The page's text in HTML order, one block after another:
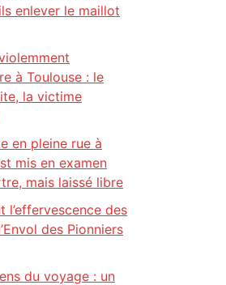
enlever le maillot
à Toulouse : le
la victime
en pleine rue à
mis en examen
mais laissé libre
l’effervescence des
des Pionniers
du voyage : un